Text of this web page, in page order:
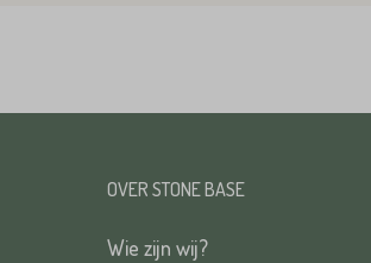
OVER STONE BASE
Wie zijn wij?